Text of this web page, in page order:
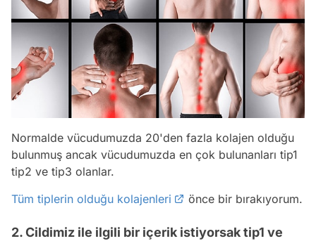
Normalde vücudumuzda 20'den fazla kolajen olduğu
bulunmuş ancak vücudumuzda en çok bulunanları tip1
tip2 ve tip3 olanlar.
Tüm tiplerin olduğu kolajenleri
önce bir bırakıyorum.
2. Cildimiz ile ilgili bir içerik istiyorsak tip1 ve